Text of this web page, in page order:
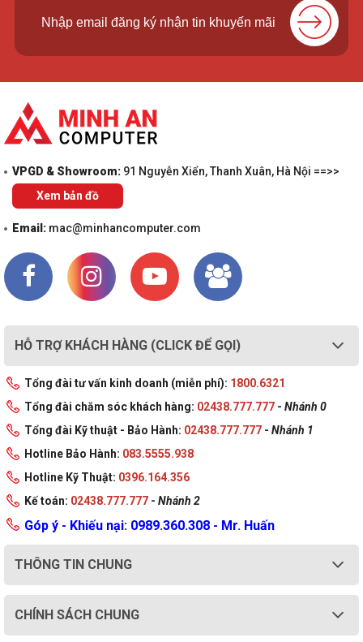
VPGD & Showroom: 91 Nguyễn Xiển, Thanh Xuân, Hà Nội ==>>
Xem bản đồ
Email: mac@minhancomputer.com
HỖ TRỢ KHÁCH HÀNG (CLICK ĐỂ GỌI)
Tổng đài tư vấn kinh doanh (miễn phí): 1800.6321
Tổng đài chăm sóc khách hàng: 02438.777.777 - Nhánh 0
Tổng đài Kỹ thuật - Bảo Hành: 02438.777.777 - Nhánh 1
Hotline Bảo Hành: 083.5555.938
Hotline Kỹ Thuật: 0396.164.356
Kế toán: 02438.777.777 - Nhánh 2
Góp ý - Khiếu nại: 0989.360.308 - Mr. Huấn
THÔNG TIN CHUNG
CHÍNH SÁCH CHUNG